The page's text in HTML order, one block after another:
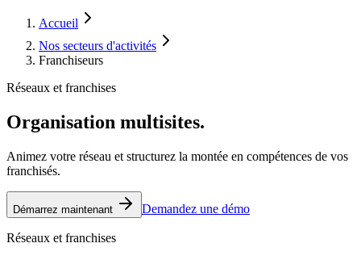
Accueil
Nos secteurs d'activités
Franchiseurs
Réseaux et franchises
Organisation multisites.
Animez votre réseau et structurez la montée en compétences de vos
franchisés.
Démarrez maintenant Demandez une démo
Réseaux et franchises